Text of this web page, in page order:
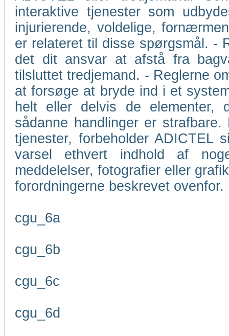
interaktive tjenester som
injurierende, voldelige,
er relateret til disse spørgsmål. -
det dit ansvar at afstå fra
tilsluttet tredjemand. - Reglerne
at forsøge at bryde ind i et
helt eller delvis de elementer,
sådanne handlinger er
tjenester, forbeholder ADICTEL
varsel ethvert indhold af
meddelelser, fotografier eller
forordningerne beskrevet ovenfor.
cgu_6a
cgu_6b
cgu_6c
cgu_6d